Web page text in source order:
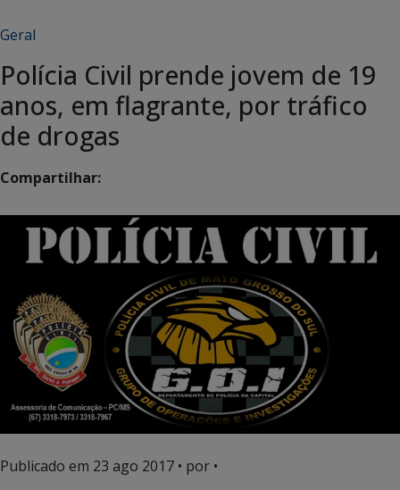
Geral
Polícia Civil prende jovem de 19
anos, em flagrante, por tráfico
de drogas
Compartilhar:
Publicado em 23 ago 2017 • por •